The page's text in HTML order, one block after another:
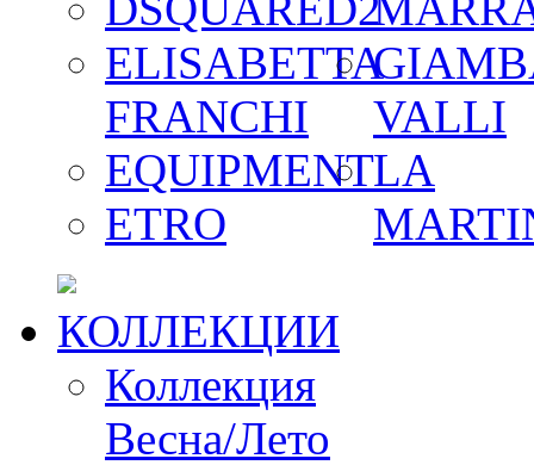
ELISABETTA
FRANCHI
EQUIPMENT
ETRO
VALLI
LA
КОЛЛЕКЦИИ
Коллекция
Весна/Лето